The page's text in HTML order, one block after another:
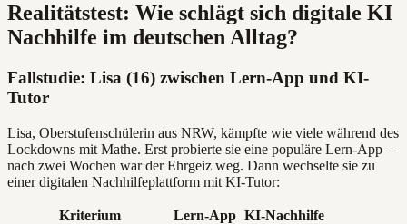
Realitätstest: Wie schlägt sich digitale KI
Nachhilfe im deutschen Alltag?
Fallstudie: Lisa (16) zwischen Lern-App und KI-
Tutor
Lisa, Oberstufenschülerin aus NRW, kämpfte wie viele während des
Lockdowns mit Mathe. Erst probierte sie eine populäre Lern-App –
nach zwei Wochen war der Ehrgeiz weg. Dann wechselte sie zu
einer digitalen Nachhilfeplattform mit KI-Tutor:
Kriterium Lern-App KI-Nachhilfe